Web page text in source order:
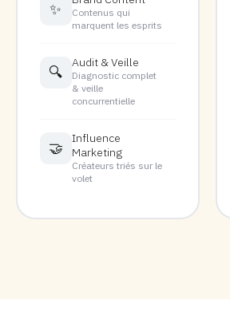
✨
Contenus qui
marquent les esprits
🔍
Audit & Veille
Diagnostic complet
& veille
concurrentielle
🤝
Influence
Marketing
Créateurs triés sur le
volet